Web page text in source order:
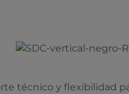
técnico y flexibilidad